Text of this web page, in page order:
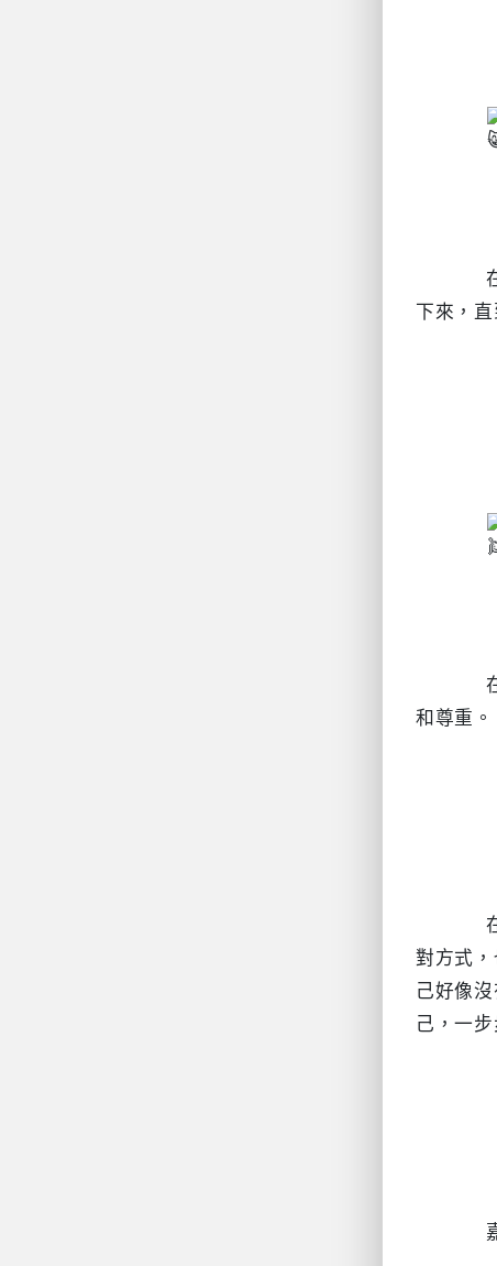
下來，
和尊重。
對方式
己好像
己，一